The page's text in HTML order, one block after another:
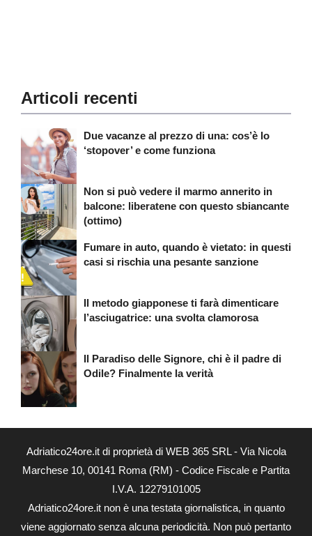
Articoli recenti
Due vacanze al prezzo di una: cos’è lo
‘stopover’ e come funziona
Non si può vedere il marmo annerito in
balcone: liberatene con questo sbiancante
(ottimo)
Fumare in auto, quando è vietato: in questi
casi si rischia una pesante sanzione
Il metodo giapponese ti farà dimenticare
l’asciugatrice: una svolta clamorosa
Il Paradiso delle Signore, chi è il padre di
Odile? Finalmente la verità
Adriatico24ore.it di proprietà di WEB 365 SRL - Via Nicola
Marchese 10, 00141 Roma (RM) - Codice Fiscale e Partita
I.V.A. 12279101005
Adriatico24ore.it non è una testata giornalistica, in quanto
viene aggiornato senza alcuna periodicità. Non può pertanto